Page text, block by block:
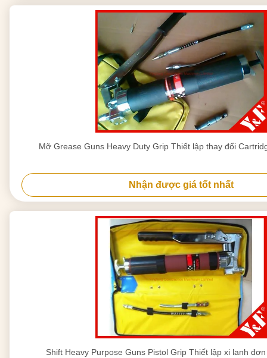
Mỡ Grease Guns Heavy Duty Grip Thiết lập thay đổi
Nhận được giá tốt nhất
Shift Heavy Purpose Guns Pistol Grip Thiết lập xi lanh